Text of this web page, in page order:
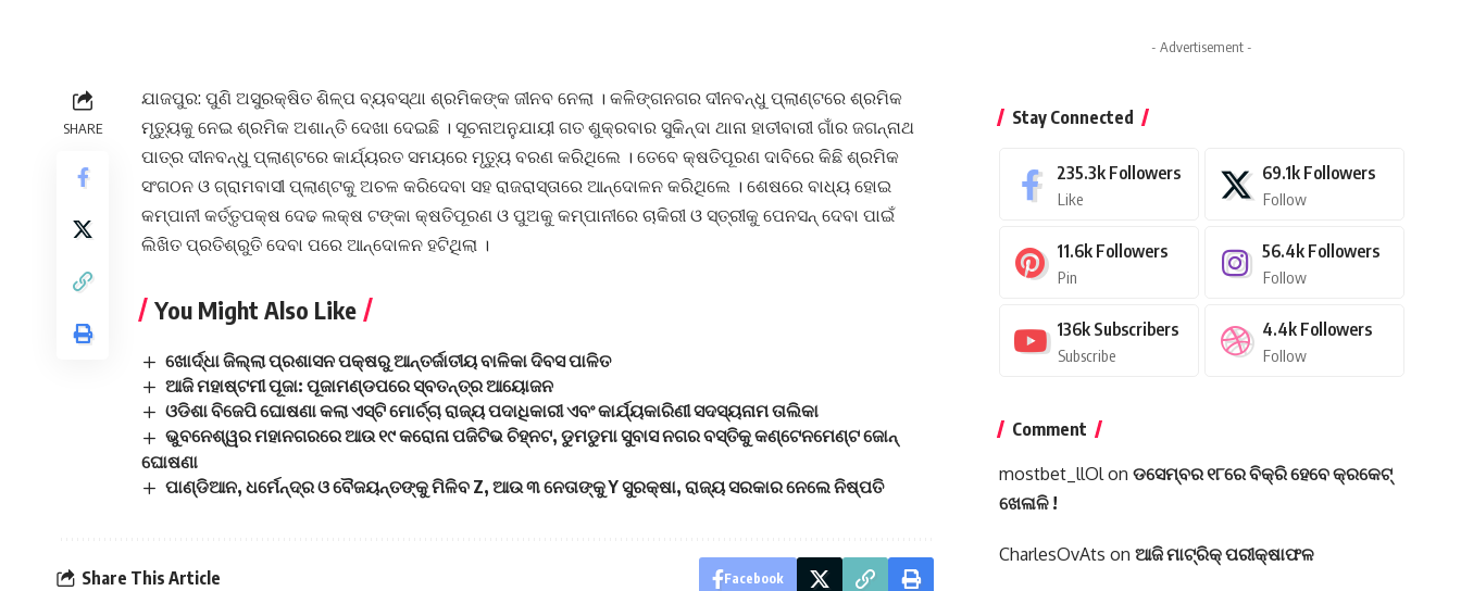
SHARE
ଯାଜପୁର: ପୁଣି ଅସୁରକ୍ଷିତ ଶିଳ୍ପ ବ୍ୟବସ୍ଥା ଶ୍ରମିକଙ୍କ ଜୀନବ ନେଲା । କଳିଙ୍ଗନଗର ଦୀନବନ୍ଧୁ ପ୍ଲାଣ୍ଟରେ ଶ୍ରମିକ
ମୃତ୍ୟୁକୁ ନେଇ ଶ୍ରମିକ ଅଶାନ୍ତି ଦେଖା ଦେଇଛି । ସୂଚନାଅନୁଯାୟୀ ଗତ ଶୁକ୍ରବାର ସୁକିନ୍ଦା ଥାନା ହାତୀବାରୀ ଗାଁର ଜଗନ୍ନାଥ
ପାତ୍ର ଦୀନବନ୍ଧୁ ପ୍ଲାଣ୍ଟରେ କାର୍ଯ୍ୟରତ ସମୟରେ ମୃତ୍ୟୁ ବରଣ କରିଥିଲେ । ତେବେ କ୍ଷତିପୂରଣ ଦାବିରେ କିଛି ଶ୍ରମିକ
ସଂଗଠନ ଓ ଗ୍ରାମବାସୀ ପ୍ଲାଣ୍ଟକୁ ଅଚଳ କରିଦେବା ସହ ରାଜରାସ୍ତାରେ ଆନ୍ଦୋଳନ କରିଥିଲେ । ଶେଷରେ ବାଧ୍ୟ ହୋଇ
କମ୍ପାନୀ କର୍ତ୍ତୃପକ୍ଷ ଦେଢ ଲକ୍ଷ ଟଙ୍କା କ୍ଷତିପୂରଣ ଓ ପୁଅକୁ କମ୍ପାନୀରେ ଚାକିରୀ ଓ ସ୍ତ୍ରୀକୁ ପେନସନ୍ ଦେବା ପାଇଁ
ଲିଖିତ ପ୍ରତିଶ୍ରୁତି ଦେବା ପରେ ଆନ୍ଦୋଳନ ହଟିଥିଲା ।
You Might Also Like
ଖୋର୍ଦ୍ଧା ଜିଲ୍ଲା ପ୍ରଶାସନ ପକ୍ଷରୁ ଆନ୍ତର୍ଜାତୀୟ ବାଳିକା ଦିବସ ପାଳିତ
ଆଜି ମହାଷ୍ଟମୀ ପୂଜା: ପୂଜାମଣ୍ଡପରେ ସ୍ବତନ୍ତ୍ର ଆୟୋଜନ
ଓଡିଶା ବିଜେପି ଘୋଷଣା କଲା ଏସ୍‌ଟି ମୋର୍ଚ୍ଚା ରାଜ୍ୟ ପଦାଧିକାରୀ ଏବଂ କାର୍ଯ୍ୟକାରିଣୀ ସଦସ୍ୟନାମ ତାଲିକା
ଭୁବନେଶ୍ୱର ମହାନଗରରେ ଆଉ ୧୯ କରୋନା ପଜିଟିଭ ଚିହ୍ନଟ, ଡୁମଡୁମା ସୁବାସ ନଗର ବସ୍ତିକୁ କଣ୍ଟେନମେଣ୍ଟ ଜୋନ୍
ଘୋଷଣା
ପାଣ୍ଡିଆନ, ଧର୍ମେନ୍ଦ୍ର ଓ ବୈଜୟନ୍ତଙ୍କୁ ମିଳିବ Z, ଆଉ ୩ ନେତାଙ୍କୁ Y ସୁରକ୍ଷା, ରାଜ୍ୟ ସରକାର ନେଲେ ନିଷ୍ପତି
Share This Article Facebook
- Advertisement -
Stay Connected
235.3k Followers
Like
69.1k Followers
Follow
11.6k Followers
Pin
56.4k Followers
Follow
136k Subscribers
Subscribe
4.4k Followers
Follow
Comment
mostbet_llOlon ଡସେମ୍ବର ୧୮ରେ ବିକ୍ରି ହେବେ କ୍ରକେଟ୍
ଖେଳାଳି !
CharlesOvAts on ଆଜି ମାଟ୍ରିକ୍ ପରୀକ୍ଷାଫଳ